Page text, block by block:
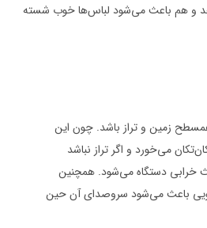
و هم باعث می‌شود لباس‌ها خوب شسته
زمین و تراز باشد. چون این
می‌خورد و اگر تراز نباشد
خرابی دستگاه می‌شود. همچنین
باعث می‌شود سروصدای آن حین